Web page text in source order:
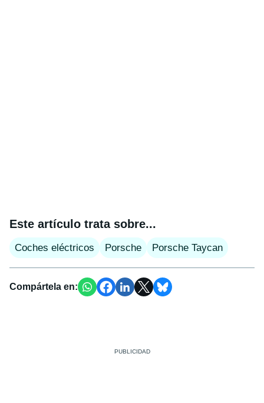
Este artículo trata sobre...
Coches eléctricos Porsche Porsche Taycan
Compártela en: